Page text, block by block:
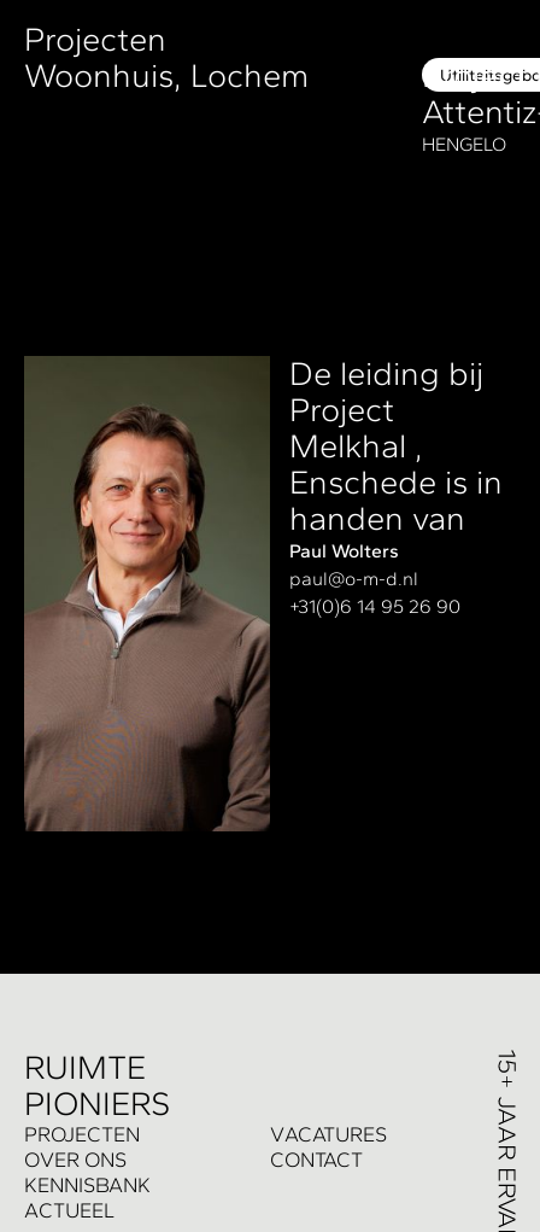
Projecten
Woonhuis, Lochem
Project
HENGELO
De leiding bij
Project
Melkhal ,
Enschede is in
handen van
Paul Wolters
paul@o-m-d.nl
+31(0)6 14 95 26 90
RUIMTE
PIONIERS
PROJECTEN
OVER ONS
KENNISBANK
ACTUEEL
VACATURES
CONTACT